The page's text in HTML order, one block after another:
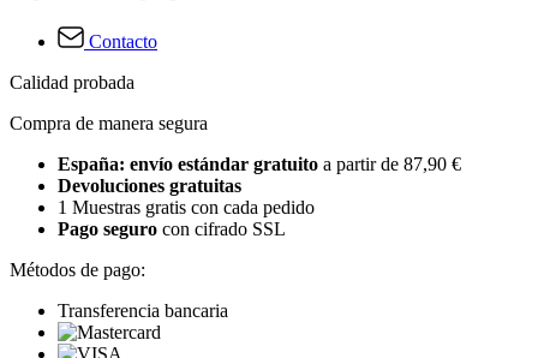
Contacto
Calidad probada
Compra de manera segura
España: envío estándar gratuito a partir de 87,90 €
Devoluciones gratuitas
1 Muestras gratis con cada pedido
Pago seguro con cifrado SSL
Métodos de pago:
Transferencia bancaria